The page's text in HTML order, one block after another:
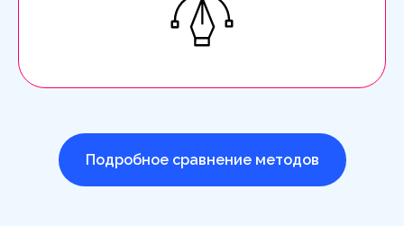
Подробное сравнение методов